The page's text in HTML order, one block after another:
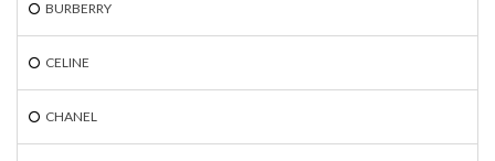
BURBERRY
CELINE
CHANEL